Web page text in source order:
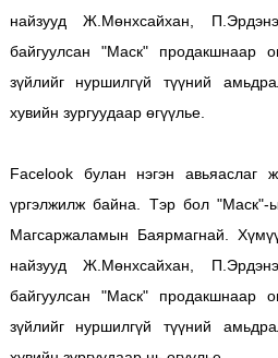
найзууд Ж.Мөнхсайхан,
байгуулсан "Маск" продакшнаар
зүйлийг нуршилгүй түүний
хувийн зургуудаар өгүүлье.
Facelook булан нэгэн авьяаслаг
үргэлжилж байна. Тэр бол "Маск"-
Магсаржаламын Баярмагнай.
найзууд Ж.Мөнхсайхан,
байгуулсан "Маск" продакшнаар
зүйлийг нуршилгүй түүний